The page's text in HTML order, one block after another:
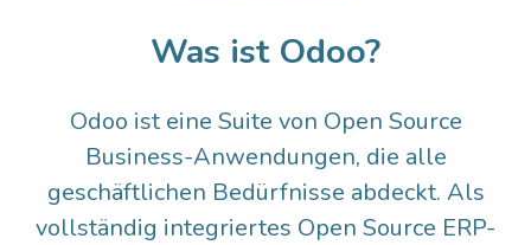
Was ist Odoo?
Odoo ist eine Suite von Open Source
Business-Anwendungen, die alle
geschäftlichen Bedürfnisse abdeckt. Als
vollständig integriertes Open Source ERP-